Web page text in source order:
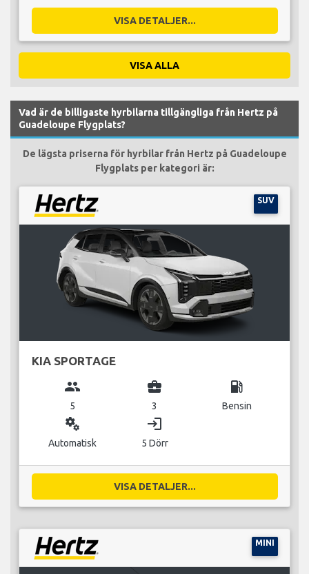
VISA DETALJER...
VISA ALLA
Vad är de billigaste hyrbilarna tillgängliga från Hertz på
Guadeloupe Flygplats?
De lägsta priserna för hyrbilar från Hertz på Guadeloupe
Flygplats per kategori är:
SUV
KIA SPORTAGE
group
5
business_center
3
local_gas_station
Bensin
miscellaneous_services
Automatisk
login
5 Dörr
VISA DETALJER...
MINI